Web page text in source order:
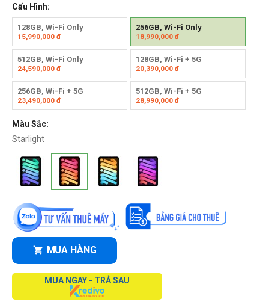
Cấu Hình:
128GB, Wi-Fi Only
15,990,000 đ
256GB, Wi-Fi Only
18,990,000đ
512GB, Wi-Fi Only
24,590,000 đ
128GB, Wi-Fi + 5G
20,390,000đ
256GB, Wi-Fi + 5G
23,490,000 đ
512GB, Wi-Fi + 5G
28,990,000đ
Màu Sắc:
Starlight
MUA HÀNG
MUA NGAY - TRẢ SAU